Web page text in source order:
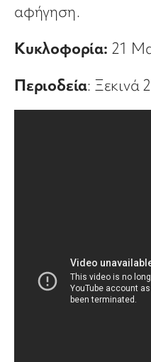
αφήγηση.
Κυκλοφορία: 21
Περιοδεία: Ξεκινά